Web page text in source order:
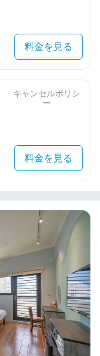
料金を見る
キャンセルポリシ
ー
料金を見る